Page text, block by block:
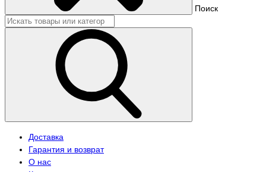
Поиск
Доставка
Гарантия и возврат
О нас